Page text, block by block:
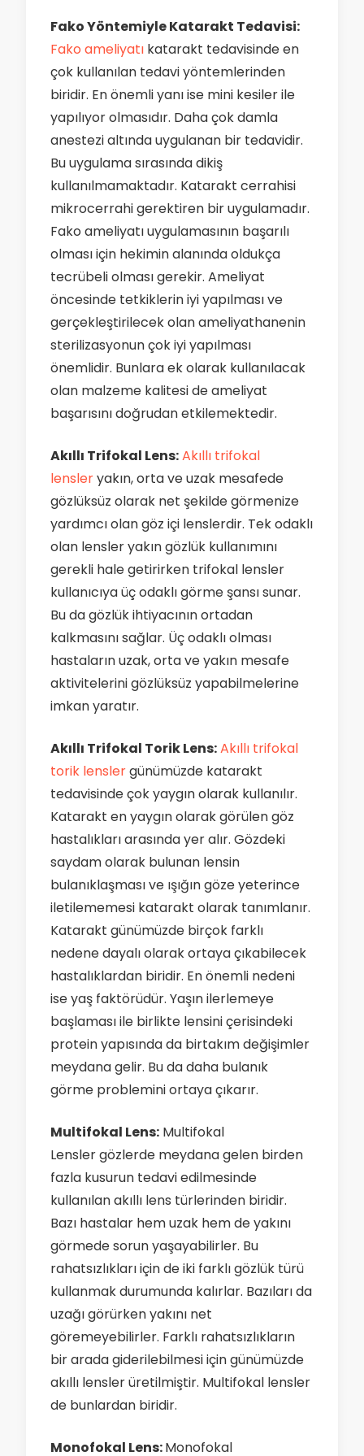
Fako Yöntemiyle Katarakt Tedavisi:
Fako ameliyatı katarakt tedavisinde en
çok kullanılan tedavi yöntemlerinden
biridir. En önemli yanı ise mini kesiler ile
yapılıyor olmasıdır. Daha çok damla
anestezi altında uygulanan bir tedavidir.
Bu uygulama sırasında dikiş
kullanılmamaktadır. Katarakt cerrahisi
mikrocerrahi gerektiren bir uygulamadır.
Fako ameliyatı uygulamasının başarılı
olması için hekimin alanında oldukça
tecrübeli olması gerekir. Ameliyat
öncesinde tetkiklerin iyi yapılması ve
gerçekleştirilecek olan ameliyathanenin
sterilizasyonun çok iyi yapılması
önemlidir. Bunlara ek olarak kullanılacak
olan malzeme kalitesi de ameliyat
başarısını doğrudan etkilemektedir.
Akıllı Trifokal Lens:Akıllı trifokal
lensleryakın, orta ve uzak mesafede
gözlüksüz olarak net şekilde görmenize
yardımcı olan göz içi lenslerdir. Tek odaklı
olan lensler yakın gözlük kullanımını
gerekli hale getirirken trifokal lensler
kullanıcıya üç odaklı görme şansı sunar.
Bu da gözlük ihtiyacının ortadan
kalkmasını sağlar. Üç odaklı olması
hastaların uzak, orta ve yakın mesafe
aktivitelerini gözlüksüz yapabilmelerine
imkan yaratır.
Akıllı Trifokal Torik Lens:Akıllı trifokal
torik lenslergünümüzde katarakt
tedavisinde çok yaygın olarak kullanılır.
Katarakt en yaygın olarak görülen göz
hastalıkları arasında yer alır. Gözdeki
saydam olarak bulunan lensin
bulanıklaşması ve ışığın göze yeterince
iletilememesi katarakt olarak tanımlanır.
Katarakt günümüzde birçok farklı
nedene dayalı olarak ortaya çıkabilecek
hastalıklardan biridir. En önemli nedeni
ise yaş faktörüdür. Yaşın ilerlemeye
başlaması ile birlikte lensini çerisindeki
protein yapısında da birtakım değişimler
meydana gelir. Bu da daha bulanık
görme problemini ortaya çıkarır.
Multifokal Lens: Multifokal
Lensler gözlerde meydana gelen birden
fazla kusurun tedavi edilmesinde
kullanılan akıllı lens türlerinden biridir.
Bazı hastalar hem uzak hem de yakını
görmede sorun yaşayabilirler. Bu
rahatsızlıkları için de iki farklı gözlük türü
kullanmak durumunda kalırlar. Bazıları da
uzağı görürken yakını net
göremeyebilirler. Farklı rahatsızlıkların
bir arada giderilebilmesi için günümüzde
akıllı lensler üretilmiştir. Multifokal lensler
de bunlardan biridir.
Monofokal Lens:Monofokal